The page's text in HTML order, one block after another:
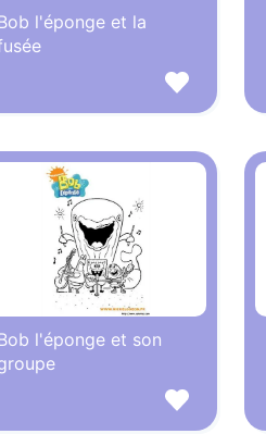
l'éponge et la
l'éponge et son